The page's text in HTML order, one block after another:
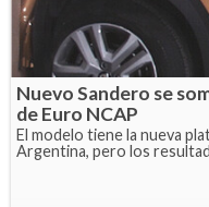
Nuevo Sandero se
de Euro NCAP
El modelo tiene la nueva
Argentina, pero los